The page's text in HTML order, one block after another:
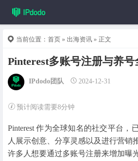
当前位置： 首页 » 出海资讯 » 正文
Pinterest多账号注册与养号
IPdodo团队 2024-12-31
预计阅读需要8分钟
Pinterest 作为全球知名的社交平台，
人展示创意、分享灵感以及进行营销
许多人想要通过多账号注册来增加曝